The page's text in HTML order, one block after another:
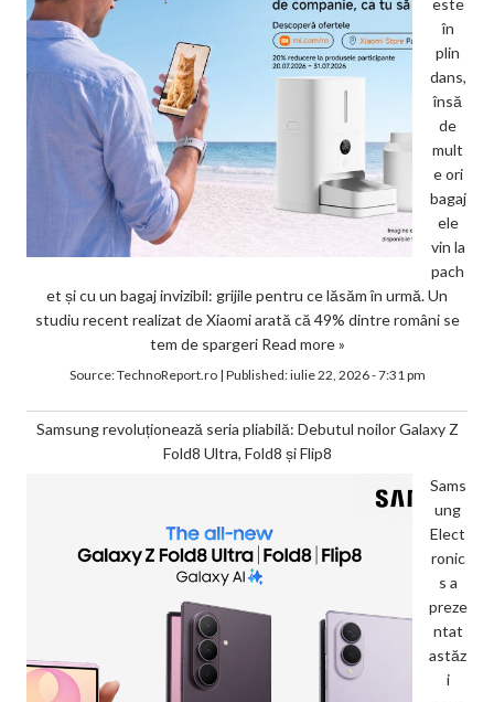
este
în
plin
dans,
însă
de
mult
e ori
bagaj
ele
vin la
pach
et și cu un bagaj invizibil: grijile pentru ce lăsăm în urmă. Un
studiu recent realizat de Xiaomi arată că 49% dintre români se
tem de spargeri Read more »
Source:TechnoReport.ro| Published:iulie 22, 2026 - 7:31 pm
Samsung revoluționează seria pliabilă: Debutul noilor Galaxy Z
Fold8 Ultra, Fold8 și Flip8
Sams
ung
Elect
ronic
s a
preze
ntat
astăz
i